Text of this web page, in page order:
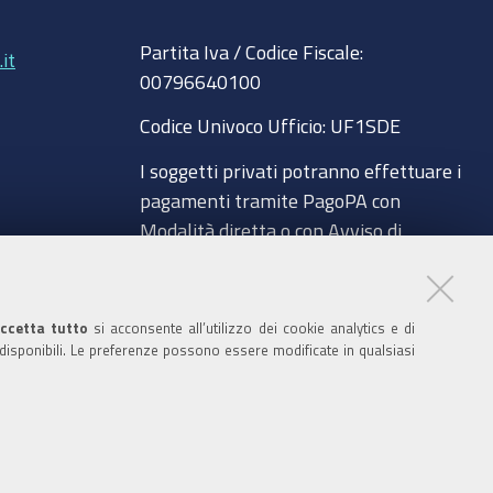
tutto si acconsente all’utilizzo dei cookie analytics e di
Le preferenze possono essere modificate in qualsiasi
b
o
o
u
b
e
t
e
Partita Iva / Codice Fiscale:
00796640100
Codice Univoco Ufficio: UF1SDE
I soggetti privati potranno effettuare i
pagamenti tramite PagoPA con
Modalità diretta o con Avviso di
Codice IBAN per le pubbliche
amministrazioni comprese nel regime di